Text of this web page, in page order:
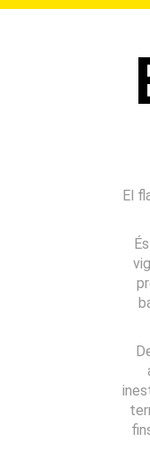
El